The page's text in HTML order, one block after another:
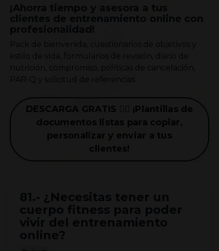
Pack de bienvenida, cuestionarios de objetivos y
estilo de vida, formularios de revisión, diario de
nutrición, compromiso, políticas de cancelación,
PAR-Q y solicitud de referencias.
DESCARGA GRATIS 👉🏼 ¡Plantillas de
documentos listas para copiar,
personalizar y enviar a tus
clientes!